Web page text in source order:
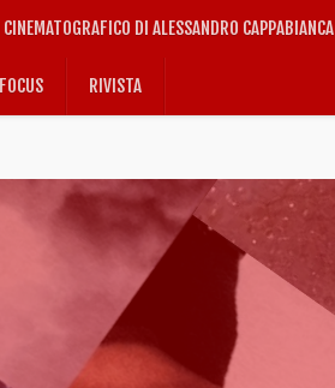
DI ALESSANDRO CAPPABIANCA
RIVISTA